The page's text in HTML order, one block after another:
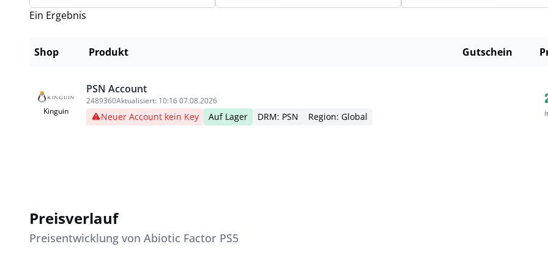
Ein Ergebnis
Shop Produkt Gutschein
Kinguin
PSN Account
2489360Aktualisiert: 10:16 07.08.2026
Neuer Account kein Key Auf Lager DRM: PSN Region: Global
Preisverlauf
Preisentwicklung von Abiotic Factor PS5